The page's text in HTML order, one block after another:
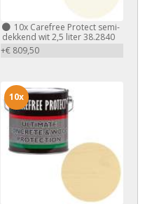
10xCarefree Protect semi-
dekkend wit 2,5 liter 38.2840
+€ 809,50
10x